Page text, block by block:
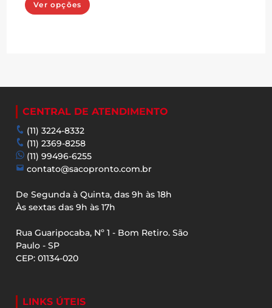
Ver opções produto
produto
CENTRAL DE ATENDIMENTO
(11) 3224-8332
(11) 2369-8258
(11) 99496-6255
contato@sacopronto.com.br
De Segunda à Quinta, das 9h às 18h
Às sextas das 9h às 17h
Rua Guaripocaba, Nº 1 - Bom Retiro. São
Paulo - SP
CEP: 01134-020
LINKS ÚTEIS